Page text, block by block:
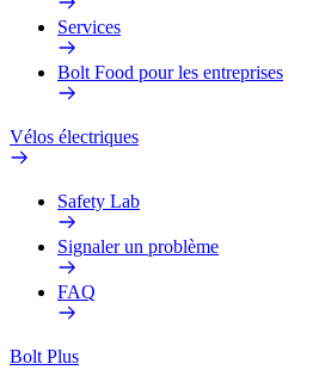
Services
Bolt Food pour les entreprises
Vélos électriques
Safety Lab
Signaler un problème
FAQ
Bolt Plus